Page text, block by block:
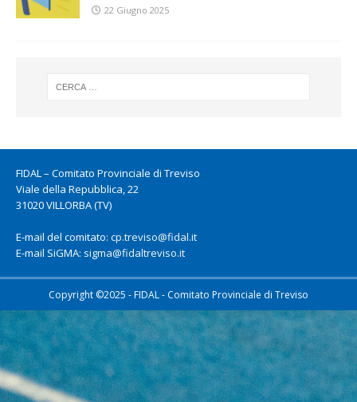
22 Giugno 2025
FIDAL – Comitato Provinciale di Treviso
Viale della Repubblica, 22
31020 VILLORBA (TV)
E-mail del comitato: cp.treviso@fidal.it
E-mail SiGMA: sigma@fidaltreviso.it
Copyright ©2025 - FIDAL - Comitato Provinciale di Treviso